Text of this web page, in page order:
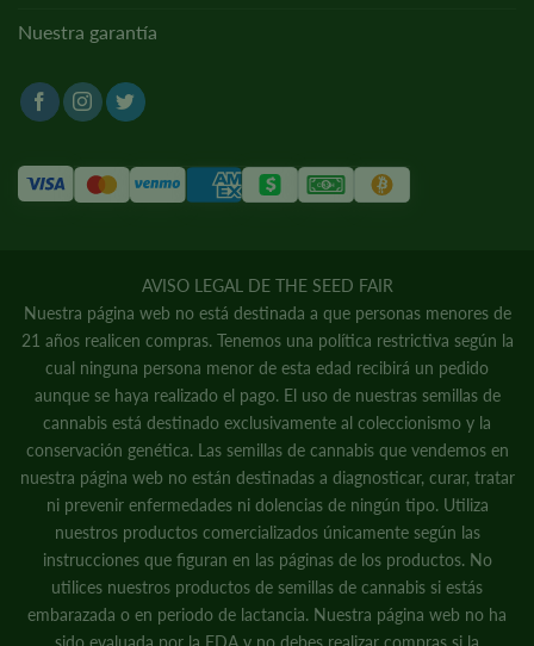
Nuestra garantía
AVISO LEGAL DE THE SEED FAIR
Nuestra página web no está destinada a que personas menores de
21 años realicen compras. Tenemos una política restrictiva según la
cual ninguna persona menor de esta edad recibirá un pedido
aunque se haya realizado el pago. El uso de nuestras semillas de
cannabis está destinado exclusivamente al coleccionismo y la
conservación genética. Las semillas de cannabis que vendemos en
nuestra página web no están destinadas a diagnosticar, curar, tratar
ni prevenir enfermedades ni dolencias de ningún tipo. Utiliza
nuestros productos comercializados únicamente según las
instrucciones que figuran en las páginas de los productos. No
utilices nuestros productos de semillas de cannabis si estás
embarazada o en periodo de lactancia. Nuestra página web no ha
sido evaluada por la FDA y no debes realizar compras si la